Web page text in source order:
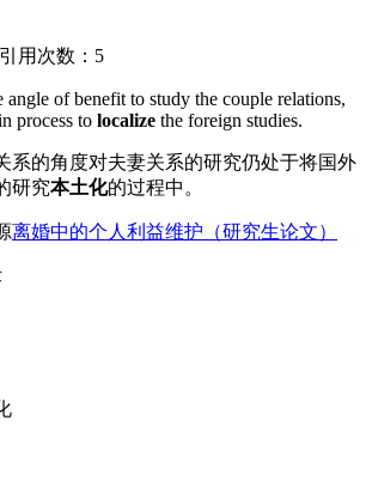
用次数：5
angle of benefit to study the couple relations,
process to localize the foreign studies.
系的角度对夫妻关系的研究仍处于将国外
研究本土化的过程中。
离婚中的个人利益维护（研究生论文）